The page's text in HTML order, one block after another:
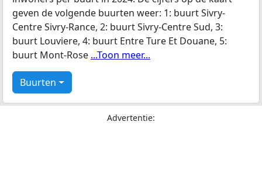
geven de volgende buurten weer: 1: buurt Sivry-
Centre Sivry-Rance, 2: buurt Sivry-Centre Sud, 3:
buurt Louviere, 4: buurt Entre Ture Et Douane, 5:
buurt Mont-Rose ...Toon meer...
Buurten
Advertentie: